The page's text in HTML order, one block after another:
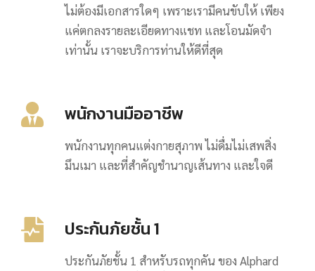
ไม่ต้องมีเอกสารใดๆ เพราะเรามีคนขับให้ เพียง
แค่ตกลงรายละเอียดทางแชท และโอนมัดจำ
เท่านั้น เราจะบริการท่านให้ดีที่สุด
พนักงานมืออาชีพ
พนักงานทุกคนแต่งกายสุภาพ ไม่ดื่มไม่เสพสิ่ง
มึนเมา และที่สำคัญชำนาญเส้นทาง และใจดี
ประกันภัยชั้น 1
ประกันภัยชั้น 1 สำหรับรถทุกคัน ของ Alphard